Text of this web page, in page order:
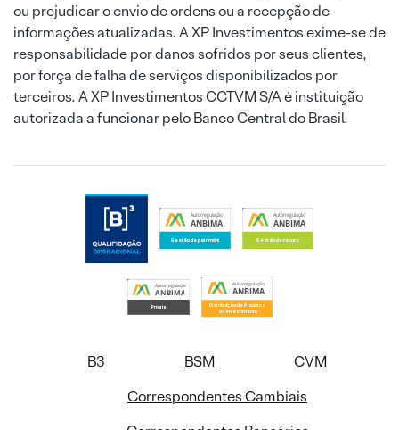
ou prejudicar o envio de ordens ou a recepção de
informações atualizadas. A XP Investimentos exime-se de
responsabilidade por danos sofridos por seus clientes,
por força de falha de serviços disponibilizados por
terceiros. A XP Investimentos CCTVM S/A é instituição
autorizada a funcionar pelo Banco Central do Brasil.
B3 BSM
CVM
Correspondentes Cambiais